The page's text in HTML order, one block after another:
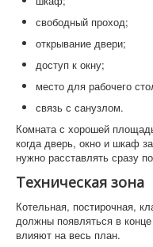
свободный проход;
открывание двери;
доступ к окну;
место для рабочего
связь с санузлом.
Комната с хорошей
когда дверь, окно и шкаф
нужно расставлять сразу
Техническая зона
Котельная, постирочная,
должны появляться в
влияют на весь план.